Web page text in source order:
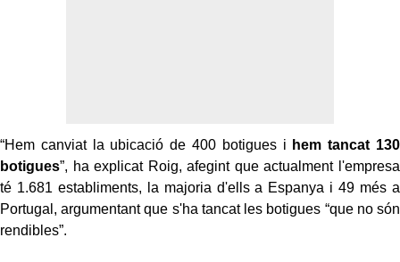
“Hem canviat la ubicació de 400 botigues i hem tancat 130
botigues”, ha explicat Roig, afegint que actualment l'empresa
té 1.681 establiments, la majoria d'ells a Espanya i 49 més a
Portugal, argumentant que s'ha tancat les botigues “que no són
rendibles”.